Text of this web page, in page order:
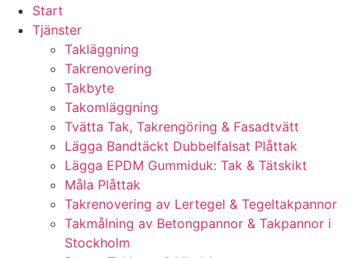
Start
Tjänster
Takläggning
Takrenovering
Takbyte
Takomläggning
Tvätta Tak, Takrengöring & Fasadtvätt
Lägga Bandtäckt Dubbelfalsat Plåttak
Lägga EPDM Gummiduk: Tak & Tätskikt
Måla Plåttak
Takrenovering av Lertegel & Tegeltakpannor
Takmålning av Betongpannor & Takpannor i
Stockholm